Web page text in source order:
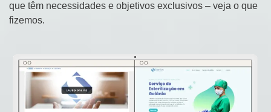
que têm necessidades e objetivos exclusivos – veja o que
fizemos.